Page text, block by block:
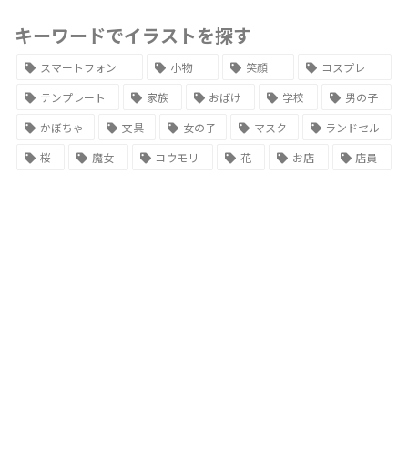
キーワードでイラストを探す
スマートフォン 小物 笑顔
コスプレ
テンプレート
家族 おばけ 学校
男の子
かぼちゃ
文具 女の子 マスク
ランドセル
桜
魔女 コウモリ 花 お店 店員